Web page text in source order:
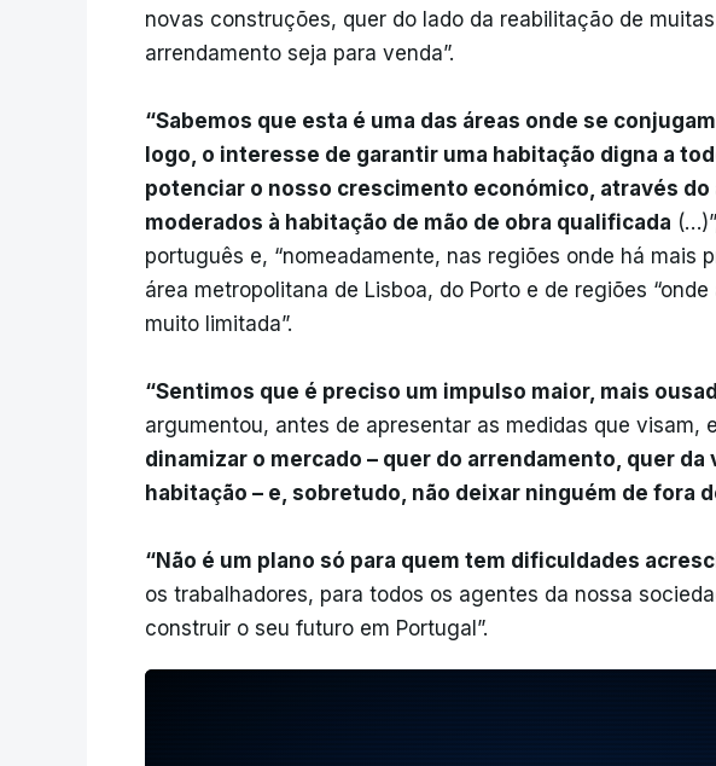
novas construções, quer do lado da reabilitação de
arrendamento seja para venda”.
“Sabemos que esta é uma das áreas onde se
logo, o interesse de garantir uma habitação digna a
potenciar o nosso crescimento económico, através do
moderados à habitação de mão de obra qualificada
português e, “nomeadamente, nas regiões onde há mais
área metropolitana de Lisboa, do Porto e de regiões
muito limitada”.
“Sentimos que é preciso um impulso maior, mais
argumentou, antes de apresentar as medidas que visam,
dinamizar o mercado – quer do arrendamento, quer da
habitação – e, sobretudo, não deixar ninguém de fora
“Não é um plano só para quem tem dificuldades
os trabalhadores, para todos os agentes da nossa
construir o seu futuro em Portugal”.